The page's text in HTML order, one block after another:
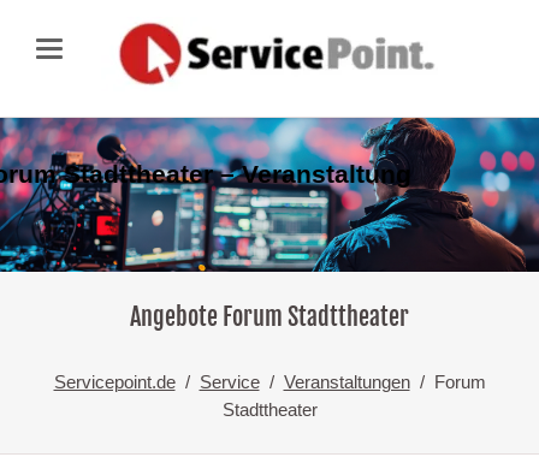
Stadttheater – Veranstaltung
Angebote Forum Stadttheater
Servicepoint.de Service Veranstaltungen
Forum
Stadttheater